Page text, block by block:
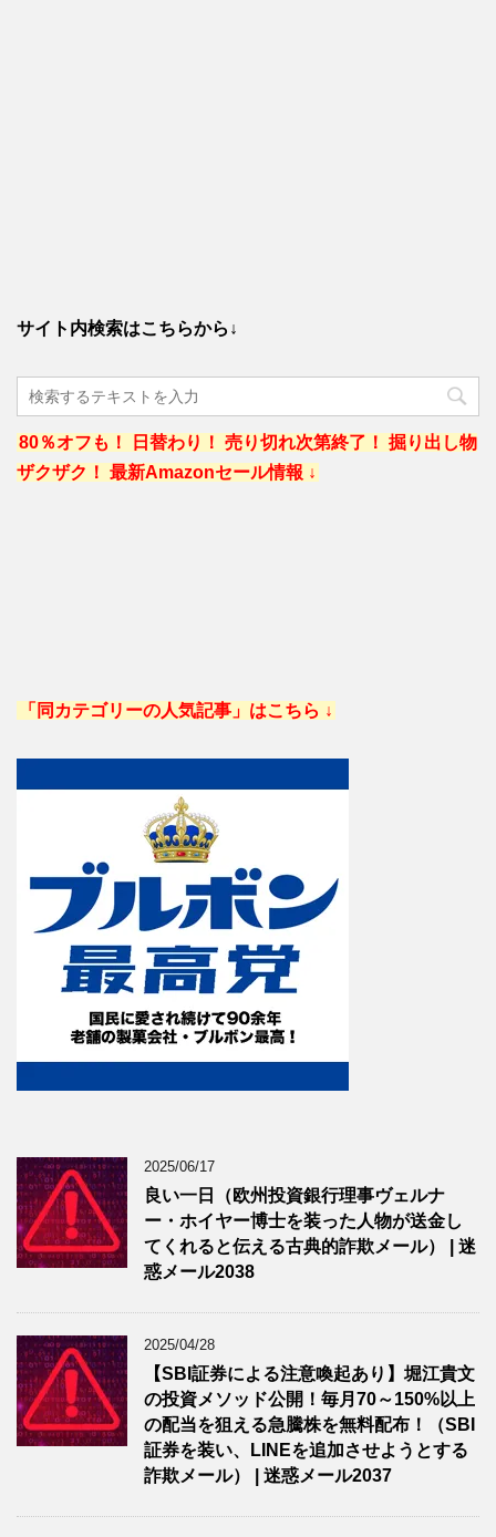
サイト内検索はこちらから↓
80％オフも！ 日替わり！ 売り切れ次第終了！ 掘り出し物
ザクザク！ 最新Amazonセール情報 ↓
「同カテゴリーの人気記事」はこちら ↓
2025/06/17
良い一日（欧州投資銀行理事ヴェルナ
ー・ホイヤー博士を装った人物が送金し
てくれると伝える古典的詐欺メール） | 迷
惑メール2038
2025/04/28
【SBI証券による注意喚起あり】堀江貴文
の投資メソッド公開！毎月70～150%以上
の配当を狙える急騰株を無料配布！（SBI
証券を装い、LINEを追加させようとする
詐欺メール） | 迷惑メール2037